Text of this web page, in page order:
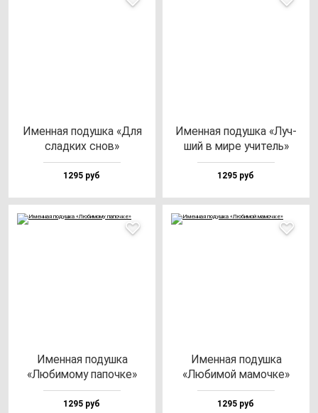
Имен­ная по­душ­ка «Для
слад­ких снов»
1295 руб
Имен­ная по­душ­ка «Луч­
ший в ми­ре учи­тель»
1295 руб
Имен­ная по­душ­ка
«Люби­мо­му па­поч­ке»
1295 руб
Имен­ная по­душ­ка
«Люби­мой ма­моч­ке»
1295 руб